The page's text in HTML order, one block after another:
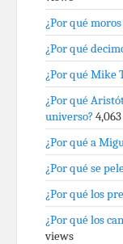
¿Por qué
¿Por qué
¿Por qué Mike
¿Por qué
universo?
¿Por qué a
¿Por qué se
¿Por qué los
¿Por qué los
views